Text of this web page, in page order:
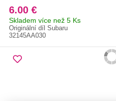
6.00 €
Skladem více než 5 Ks
Originální díl Subaru
32145AA030